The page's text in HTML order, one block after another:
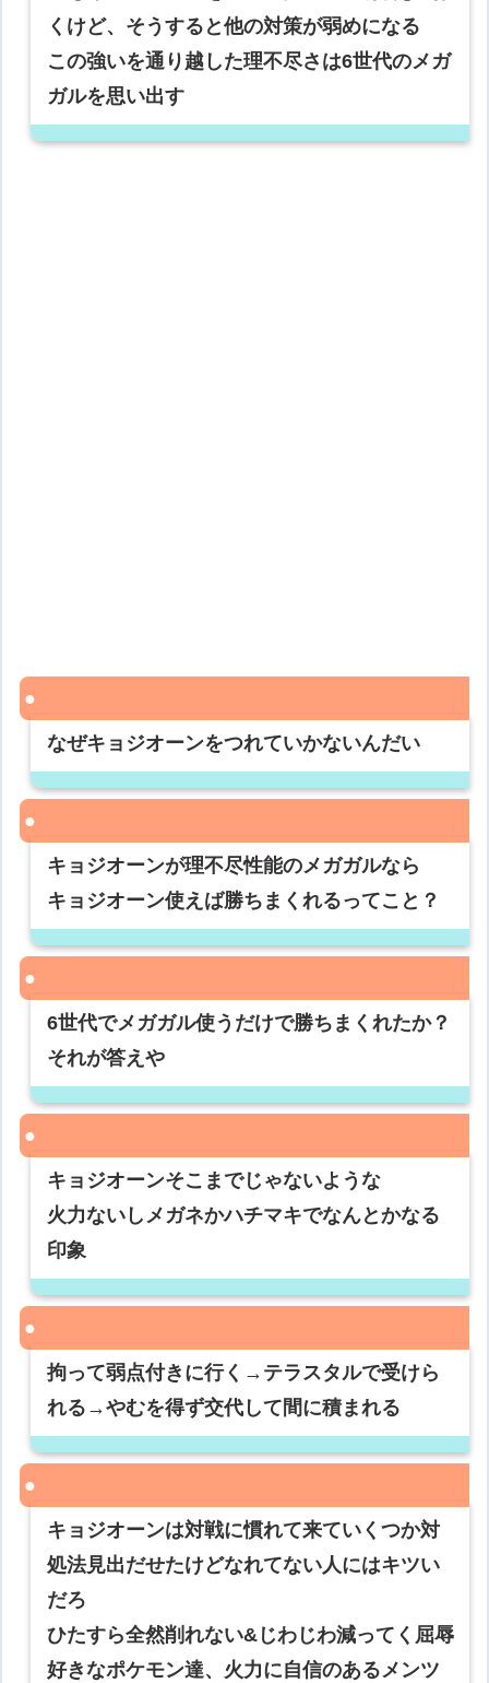
くけど、そうすると他の対策が弱めになる
この強いを通り越した理不尽さは6世代のメガ
ガルを思い出す
なぜキョジオーンをつれていかないんだい
キョジオーンが理不尽性能のメガガルなら
キョジオーン使えば勝ちまくれるってこと？
6世代でメガガル使うだけで勝ちまくれたか？
それが答えや
キョジオーンそこまでじゃないような
火力ないしメガネかハチマキでなんとかなる
印象
拘って弱点付きに行く→テラスタルで受けら
れる→やむを得ず交代して間に積まれる
キョジオーンは対戦に慣れて来ていくつか対
処法見出だせたけどなれてない人にはキツい
だろ
ひたすら全然削れない&じわじわ減ってく屈辱
好きなポケモン達、火力に自信のあるメンツ